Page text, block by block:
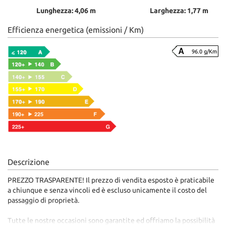
Lunghezza: 4,06 m Larghezza: 1,77 m
Efficienza energetica (emissioni / Km)
96.0 g/Km
Descrizione
PREZZO TRASPARENTE! Il prezzo di vendita esposto è praticabile
a chiunque e senza vincoli ed è escluso unicamente il costo del
passaggio di proprietà.
Tutte le nostre occasioni sono garantite ed offriamo la possibilità